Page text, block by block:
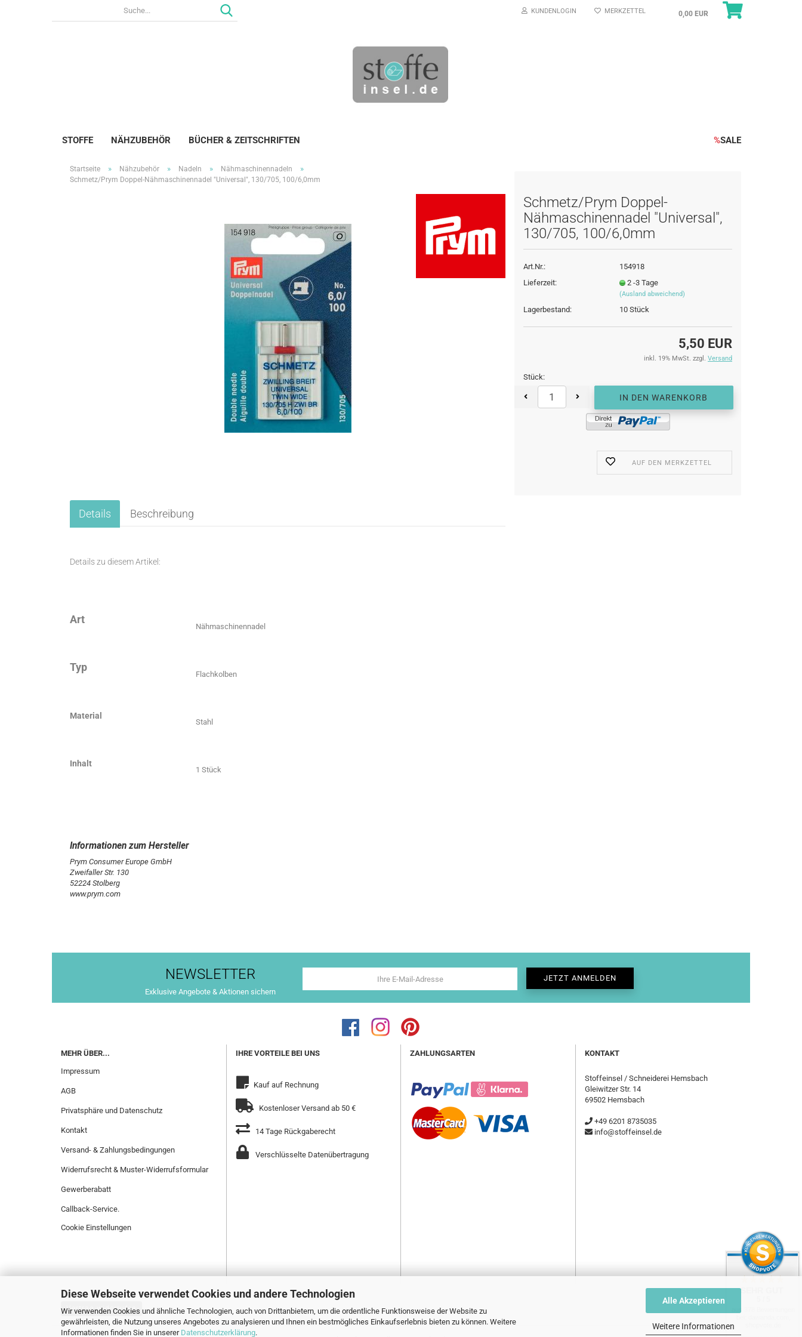
Diese Webseite verwendet Cookies und andere Technologien
Wir verwenden Cookies und ähnliche Technologien, auch von Drittanbietern, um die ordentliche Funktionsweise der Website zu
gewährleisten, die Nutzung unseres Angebotes zu analysieren und Ihnen ein bestmögliches Einkaufserlebnis bieten zu können. Weitere
Informationen finden Sie in unserer Datenschutzerklärung.
Alle Akzeptieren
Weitere Informationen
KUNDENLOGIN
Passwort vergessen?
MERKZETTEL 0,00 EUR
STOFFE NÄHZUBEHÖR BÜCHER & ZEITSCHRIFTEN %SALE
Startseite » Nähzubehör » Nadeln » Nähmaschinennadeln »
Schmetz/Prym Doppel-Nähmaschinennadel "Universal", 130/705, 100/6,0mm
Schmetz/Prym Doppel-
Nähmaschinennadel "Universal",
130/705, 100/6,0mm
Art.Nr.:
154918
Lieferzeit:
2 -3 Tage
(Ausland abweichend)
Lagerbestand: 10 Stück
5,50 EUR
inkl. 19% MwSt. zzgl. Versand
Stück:
Stück
AUF DEN MERKZETTEL
Details Beschreibung
Details zu diesem Artikel:
Art
Nähmaschinennadel
Typ
Flachkolben
Material
Stahl
Inhalt
1 Stück
Prym Consumer Europe GmbH
Zweifaller Str. 130
52224 Stolberg
www.prym.com
NEWSLETTER
Exklusive Angebote & Aktionen sichern
MEHR ÜBER...
Impressum
AGB
Privatsphäre und Datenschutz
Kontakt
Versand- & Zahlungsbedingungen
Widerrufsrecht & Muster-Widerrufsformular
Gewerberabatt
Callback-Service.
Cookie Einstellungen
IHRE VORTEILE BEI UNS
Kauf auf Rechnung
Kostenloser Versand ab 50 €
14 Tage Rückgaberecht
Verschlüsselte Datenübertragung
ZAHLUNGSARTEN KONTAKT
Stoffeinsel / Schneiderei Hemsbach
Gleiwitzer Str. 14
69502 Hemsbach
+49 6201 8735035
info@stoffeinsel.de
Vertrag widerrufen
SEHR GUT